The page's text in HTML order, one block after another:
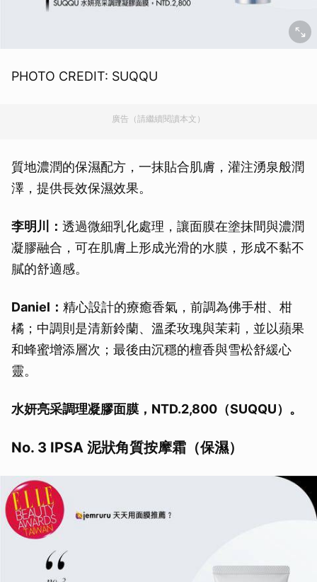
PHOTO CREDIT: SUQQU
廣告（請繼續閱讀本文）
質地濃潤的保濕配方，一抹貼合肌膚，灌注湧泉般潤
澤，提供長效保濕效果。
李明川： 透過微細乳化處理，讓面膜在塗抹間與濃潤
凝膠融合，可在肌膚上形成光滑的水膜，形成不黏不
膩的舒適感。
Daniel： 精心設計的療癒香氣，前調為佛手柑、柑
橘；中調則是清新鈴蘭、溫柔玫瑰與茉莉，並以蘋果
和蜂蜜增添層次；最後由沉穩的檀香與雪松舒緩心
靈。
水妍亮采調理凝膠面膜，NTD.2,800（SUQQU）。
No. 3 IPSA 泥狀角質按摩霜（保濕）